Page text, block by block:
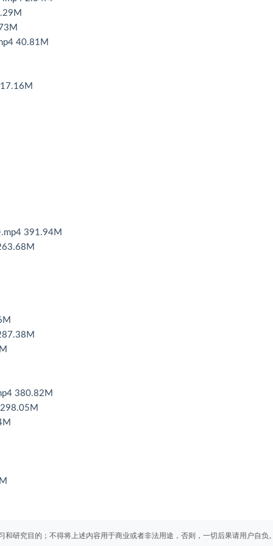
40.81M
391.94M
380.82M
研究目的；不得将上述内容用于商业或者非法用途，否则，一切后果请用户自负